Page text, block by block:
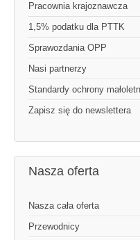
Pracownia krajoznawcza
1,5% podatku dla PTTK
Sprawozdania OPP
Nasi partnerzy
Standardy ochrony
Zapisz się do newslettera
Nasza oferta
Nasza cała oferta
Przewodnicy